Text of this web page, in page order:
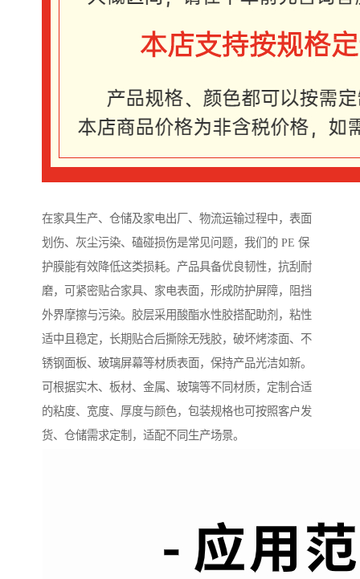
在家具生产、仓储及家电出厂、物流运输过程中，表面
划伤、灰尘污染、磕碰损伤是常见问题，我们的 PE 保
护膜能有效降低这类损耗。产品具备优良韧性，抗刮耐
磨，可紧密贴合家具、家电表面，形成防护屏障，阻挡
外界摩擦与污染。胶层采用酸酯水性胶搭配助剂，粘性
适中且稳定，长期贴合后撕除无残胶，破坏烤漆面、不
锈钢面板、玻璃屏幕等材质表面，保持产品光洁如新。
可根据实木、板材、金属、玻璃等不同材质，定制合适
的粘度、宽度、厚度与颜色，包装规格也可按照客户发
货、仓储需求定制，适配不同生产场景。